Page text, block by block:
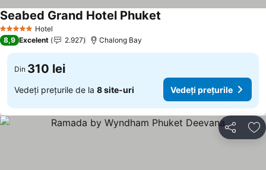
5 Stele Hotel
Seabed Grand Hotel Phuket
8,9 Excelent 2.927 Chalong Bay
Din 310 lei
Vedeți prețurile de la 8 site-uri Vedeți prețurile
Distribuiți